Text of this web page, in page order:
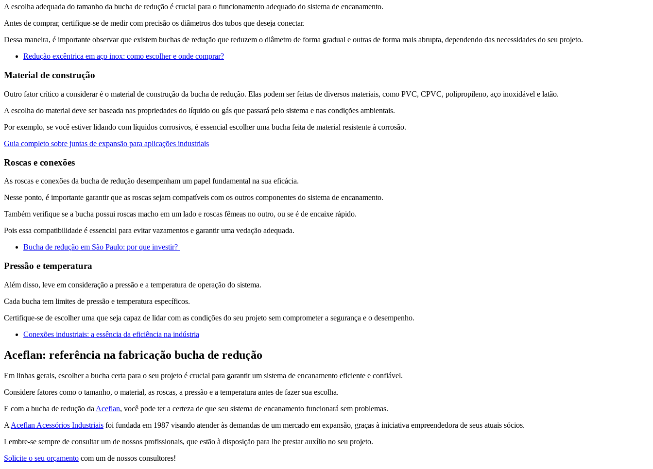
A escolha adequada do tamanho da bucha de redução é crucial para o funcionamento adequado do sistema de encanamento.
Antes de comprar, certifique-se de medir com precisão os diâmetros dos tubos que deseja conectar.
Dessa maneira, é importante observar que existem buchas de redução que reduzem o diâmetro de forma gradual e outras de forma mais abrupta, dependendo das necessidades do seu projeto.
Redução excêntrica em aço inox: como escolher e onde comprar?
Material de construção
Outro fator crítico a considerar é o material de construção da bucha de redução. Elas podem ser feitas de diversos materiais, como PVC, CPVC, polipropileno, aço inoxidável e latão.
A escolha do material deve ser baseada nas propriedades do líquido ou gás que passará pelo sistema e nas condições ambientais.
Por exemplo, se você estiver lidando com líquidos corrosivos, é essencial escolher uma bucha feita de material resistente à corrosão.
Guia completo sobre juntas de expansão para aplicações industriais
Roscas e conexões
As roscas e conexões da bucha de redução desempenham um papel fundamental na sua eficácia.
Nesse ponto, é importante garantir que as roscas sejam compatíveis com os outros componentes do sistema de encanamento.
Também verifique se a bucha possui roscas macho em um lado e roscas fêmeas no outro, ou se é de encaixe rápido.
Pois essa compatibilidade é essencial para evitar vazamentos e garantir uma vedação adequada.
Bucha de redução em São Paulo: por que investir?
Pressão e temperatura
Além disso, leve em consideração a pressão e a temperatura de operação do sistema.
Cada bucha tem limites de pressão e temperatura específicos.
Certifique-se de escolher uma que seja capaz de lidar com as condições do seu projeto sem comprometer a segurança e o desempenho.
Conexões industriais: a essência da eficiência na indústria
Aceflan: referência na fabricação bucha de redução
Em linhas gerais, escolher a bucha certa para o seu projeto é crucial para garantir um sistema de encanamento eficiente e confiável.
Considere fatores como o tamanho, o material, as roscas, a pressão e a temperatura antes de fazer sua escolha.
E com a bucha de redução da Aceflan, você pode ter a certeza de que seu sistema de encanamento funcionará sem problemas.
A Aceflan Acessórios Industriais foi fundada em 1987 visando atender às demandas de um mercado em expansão, graças à iniciativa empreendedora de seus atuais sócios.
Lembre-se sempre de consultar um de nossos profissionais, que estão à disposição para lhe prestar auxílio no seu projeto.
Solicite o seu orçamento com um de nossos consultores!